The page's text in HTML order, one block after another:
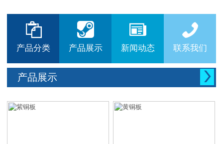



产品分类

产品展示

新闻动态

联系我们
产品展示 